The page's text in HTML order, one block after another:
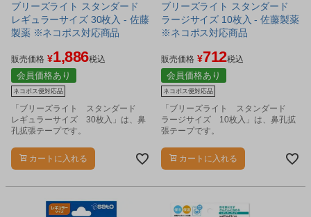
ブリーズライト スタンダード
レギュラーサイズ 30枚入 - 佐藤
製薬 ※ネコポス対応商品
販売価格 ¥1,886税込
会員価格あり
ネコポス便対応品
「ブリーズライト スタンダード
レギュラーサイズ 30枚入」は、鼻
孔拡張テープです。
カートに入れる
ブリーズライト スタンダード
ラージサイズ 10枚入 - 佐藤製薬
※ネコポス対応商品
販売価格 ¥712税込
会員価格あり
ネコポス便対応品
「ブリーズライト スタンダード
ラージサイズ 10枚入」は、鼻孔拡
張テープです。
カートに入れる